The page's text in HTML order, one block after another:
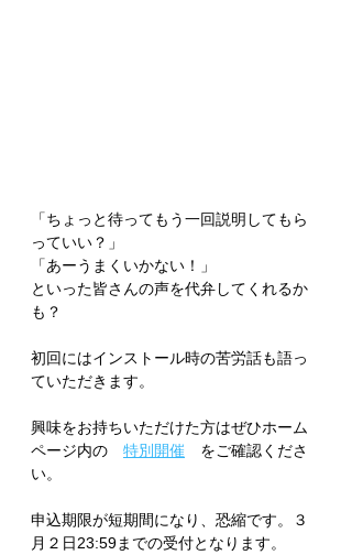
「ちょっと待ってもう一回説明してもら
っていい？」
「あーうまくいかない！」
といった皆さんの声を代弁してくれるか
も？
初回にはインストール時の苦労話も語っ
ていただきます。
興味をお持ちいただけた方はぜひホーム
ページ内の 特別開催 をご確認くださ
い。
申込期限が短期間になり、恐縮です。３
月２日23:59までの受付となります。